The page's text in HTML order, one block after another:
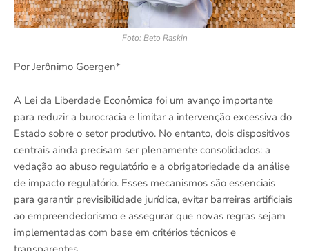
Foto: Beto Raskin
Por Jerônimo Goergen*
A Lei da Liberdade Econômica foi um avanço importante
para reduzir a burocracia e limitar a intervenção excessiva do
Estado sobre o setor produtivo. No entanto, dois dispositivos
centrais ainda precisam ser plenamente consolidados: a
vedação ao abuso regulatório e a obrigatoriedade da análise
de impacto regulatório. Esses mecanismos são essenciais
para garantir previsibilidade jurídica, evitar barreiras artificiais
ao empreendedorismo e assegurar que novas regras sejam
implementadas com base em critérios técnicos e